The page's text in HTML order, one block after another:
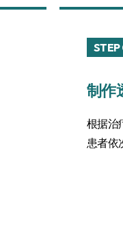
制作
根据治
患者依